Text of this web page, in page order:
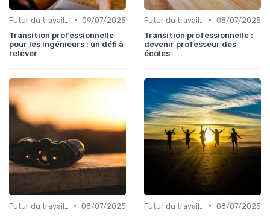
• 09/07/2025
Transition professionnelle
pour les ingénieurs : un défi à
relever
• 08/07/2025
Transition professionnelle :
devenir professeur des
écoles
• 08/07/2025
• 08/07/2025